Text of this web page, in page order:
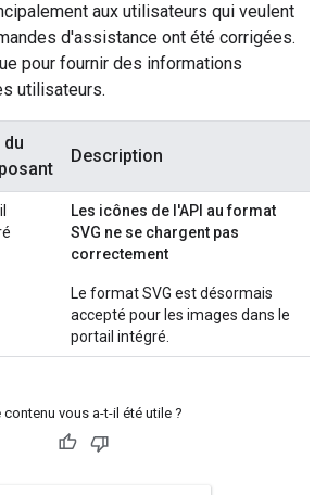
aux utilisateurs qui veulent
d'assistance ont été corrigées.
pour fournir des informations
utilisateurs.
du
Description
Les icônes de l'API au format
SVG ne se chargent pas
correctement
Le format SVG est désormais
accepté pour les images dans le
portail intégré.
contenu vous a-t-il été utile ?